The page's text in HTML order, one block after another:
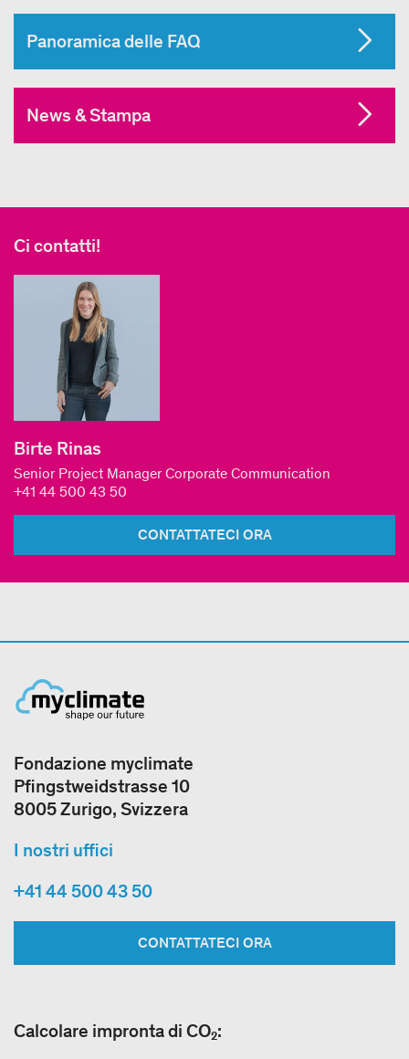
Panoramica delle FAQ
News & Stampa
Ci contatti!
Birte Rinas
Senior Project Manager Corporate Communication
+41 44 500 43 50
CONTATTATECI ORA
Fondazione myclimate
Pfingstweidstrasse 10
8005 Zurigo, Svizzera
I nostri uffici
+41 44 500 43 50
CONTATTATECI ORA
Calcolare impronta di CO₂: